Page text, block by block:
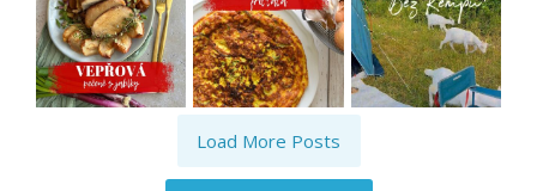
Load More Posts